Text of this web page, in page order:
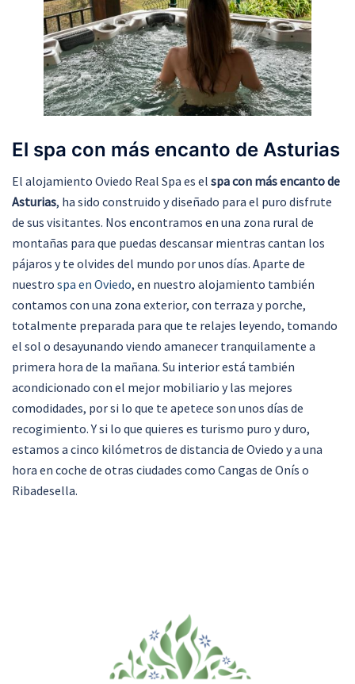
El spa con más encanto de Asturias
El alojamiento Oviedo Real Spa es el spa con más encanto de
Asturias, ha sido construido y diseñado para el puro disfrute
de sus visitantes. Nos encontramos en una zona rural de
montañas para que puedas descansar mientras cantan los
pájaros y te olvides del mundo por unos días. Aparte de
nuestro spa en Oviedo, en nuestro alojamiento también
contamos con una zona exterior, con terraza y porche,
totalmente preparada para que te relajes leyendo, tomando
el sol o desayunando viendo amanecer tranquilamente a
primera hora de la mañana. Su interior está también
acondicionado con el mejor mobiliario y las mejores
comodidades, por si lo que te apetece son unos días de
recogimiento. Y si lo que quieres es turismo puro y duro,
estamos a cinco kilómetros de distancia de Oviedo y a una
hora en coche de otras ciudades como Cangas de Onís o
Ribadesella.